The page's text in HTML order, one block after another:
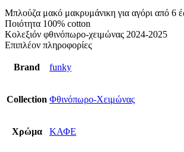
Μπλούζα μακό μακρυμάνικη για αγόρι από 6
Ποιότητα 100% cotton
Κολεξιόν φθινόπωρο-χειμώνας 2024-2025
Επιπλέον πληροφορίες
Brand funky
Collection Φθινόπωρο-Χειμώνας
Χρώμα ΚΑΦΕ